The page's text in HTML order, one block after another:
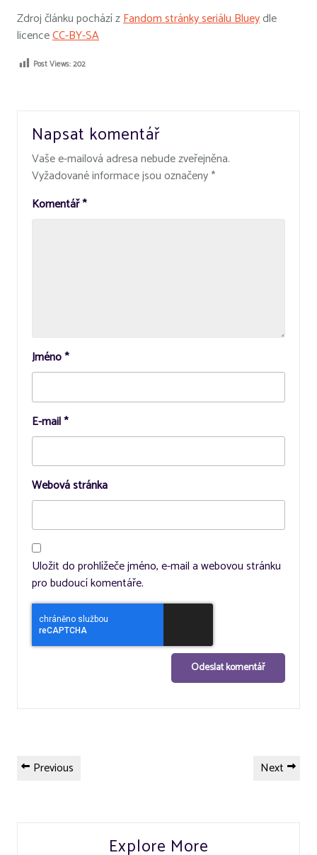
Zdroj článku pochází zFandom stránky seriálu Blueydle
licenceCC-BY-SA
Post Views:202
Napsat komentář
Vaše e-mailová adresa nebude zveřejněna.
Vyžadované informace jsou označeny*
Komentář*
Jméno*
E-mail*
Webová stránka
Uložit do prohlížeče jméno, e-mail a webovou stránku
pro budoucí komentáře.
Navigace
pro
Previous
Previous
Next
Next
Explore More